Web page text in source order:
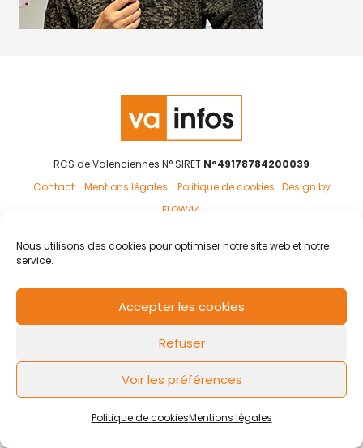
Nous utilisons des cookies pour optimiser notre site web et notre
service.
Accepter les cookies
Refuser
Voir les préférences
Politique de cookiesMentions légales
RCS de Valenciennes N° SIRET N°49178784200039
Contact
Mentions légales Politique de cookies Design by
FLOW44